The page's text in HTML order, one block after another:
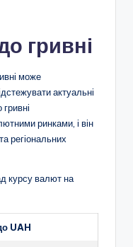
гривні
може
актуальні
ринками, і він
регіональних
курсу валют на
UAH